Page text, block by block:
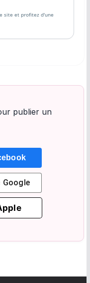
site et profitez d'une
publier un
Google